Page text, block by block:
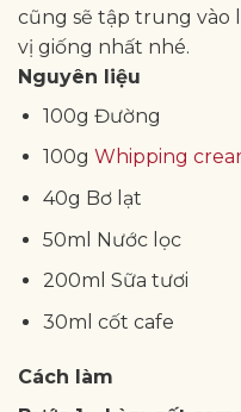
cũng sẽ tập trung vào
vị giống nhất nhé.
Nguyên liệu
100g Đường
100g Whipping
40g Bơ lạt
50ml Nước lọc
200ml Sữa tươi
30ml cốt cafe
Cách làm